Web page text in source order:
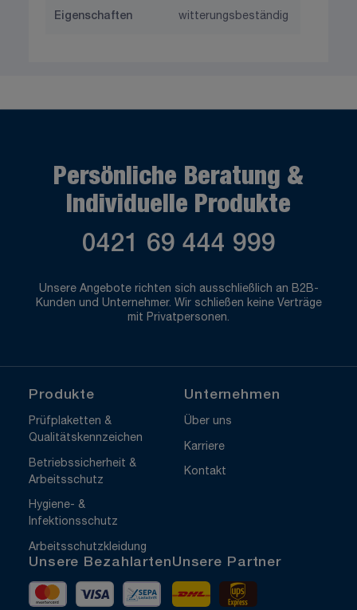
Eigenschaften witterungsbeständig
Persönliche Beratung &
Individuelle Produkte
0421 69 444 999
Unsere Angebote richten sich ausschließlich an B2B-
Kunden und Unternehmer. Wir schließen keine Verträge
mit Privatpersonen.
Produkte
Prüfplaketten &
Qualitätskennzeichen
Betriebssicherheit &
Arbeitsschutz
Hygiene- &
Infektionsschutz
Arbeitsschutzkleidung
Unternehmen
Über uns
Karriere
Kontakt
Unsere Bezahlarten
MastercardVisa Vorkasse
Unsere Partner
DHL